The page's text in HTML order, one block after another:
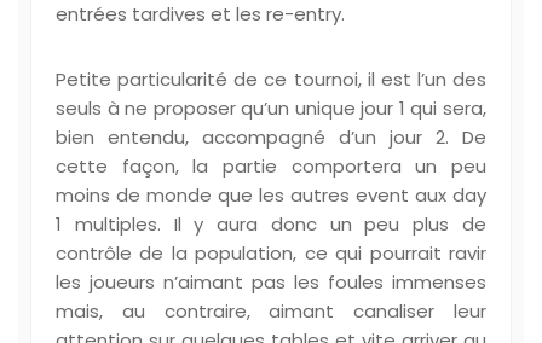
entrées tardives et les re-entry.
Petite particularité de ce tournoi, il est l’un des
seuls à ne proposer qu’un unique jour 1 qui sera,
bien entendu, accompagné d’un jour 2. De
cette façon, la partie comportera un peu
moins de monde que les autres event aux day
1 multiples. Il y aura donc un peu plus de
contrôle de la population, ce qui pourrait ravir
les joueurs n’aimant pas les foules immenses
mais, au contraire, aimant canaliser leur